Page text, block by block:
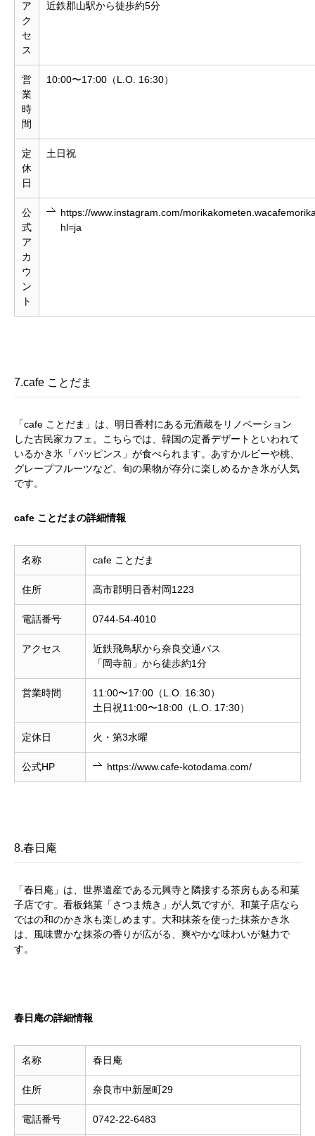
ア
ク
セ
ス
近鉄郡山駅から徒歩約5分
営
業
時
間
10:00〜17:00（L.O. 16:30）
定
休
日
土日祝
公
式
ア
カ
ウ
ン
ト
https://www.instagram.com/
hl=ja
7.cafe ことだま
「cafe ことだま」は、明日香村にある元酒蔵をリノベーション
した古民家カフェ。こちらでは、韓国の定番デザートといわれて
いるかき氷「パッピンス」が食べられます。あすかルビーや桃、
グレープフルーツなど、旬の果物が存分に楽しめるかき氷が人気
です。
cafe ことだまの詳細情報
名称 cafe ことだま
住所 高市郡明日香村岡1223
電話番号 0744-54-4010
アクセス
近鉄飛鳥駅から奈良交通バス
「岡寺前」から徒歩約1分
営業時間
11:00〜17:00（L.O. 16:30）
土日祝11:00〜18:00（L.O. 17:30）
定休日 火・第3水曜
公式HP https://www.cafe-kotodama.com/
8.春日庵
「春日庵」は、世界遺産である元興寺と隣接する茶房もある和菓
子店です。看板銘菓「さつま焼き」が人気ですが、和菓子店なら
ではの和のかき氷も楽しめます。大和抹茶を使った抹茶かき氷
は、風味豊かな抹茶の香りが広がる、爽やかな味わいが魅力で
す。
春日庵の詳細情報
名称 春日庵
住所 奈良市中新屋町29
電話番号 0742-22-6483